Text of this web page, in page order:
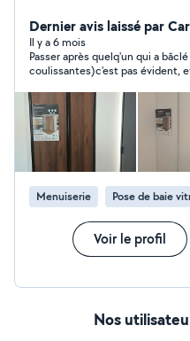
en travaux de finition
carrelage, menuiseries
Basé à Corbeilles(45), je
chantiers dans la région
avec sérieux et
de la satisfaction du
contacter pour échanger
collaboration ou pour un
Cordialement.
Dernier avis laissé par
Il y a 6 mois
Passer après quelq'un qui a
coulissantes)c'est pas évident,
détail. Je recommande ce
sont très sympathiques
Menuiserie Pose de baie
Voir le profil
Nos